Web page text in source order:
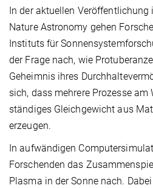
In der aktuellen
Nature Astronomy gehen
Instituts für
der Frage nach, wie
Geheimnis ihres
sich, dass mehrere Prozesse am
ständiges Gleichgewicht aus
erzeugen.
In aufwändigen
Forschenden das
Plasma in der Sonne nach.